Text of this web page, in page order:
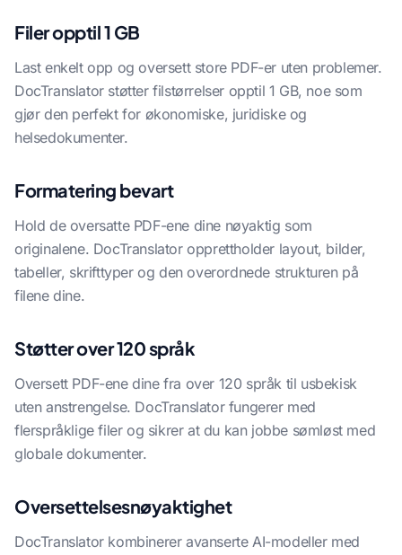
Filer opptil 1 GB
Last enkelt opp og oversett store PDF-er uten problemer.
DocTranslator støtter filstørrelser opptil 1 GB, noe som
gjør den perfekt for økonomiske, juridiske og
helsedokumenter.
Formatering bevart
Hold de oversatte PDF-ene dine nøyaktig som
originalene. DocTranslator opprettholder layout, bilder,
tabeller, skrifttyper og den overordnede strukturen på
filene dine.
Støtter over 120 språk
Oversett PDF-ene dine fra over 120 språk til usbekisk
uten anstrengelse. DocTranslator fungerer med
flerspråklige filer og sikrer at du kan jobbe sømløst med
globale dokumenter.
Oversettelsesnøyaktighet
DocTranslator kombinerer avanserte AI-modeller med